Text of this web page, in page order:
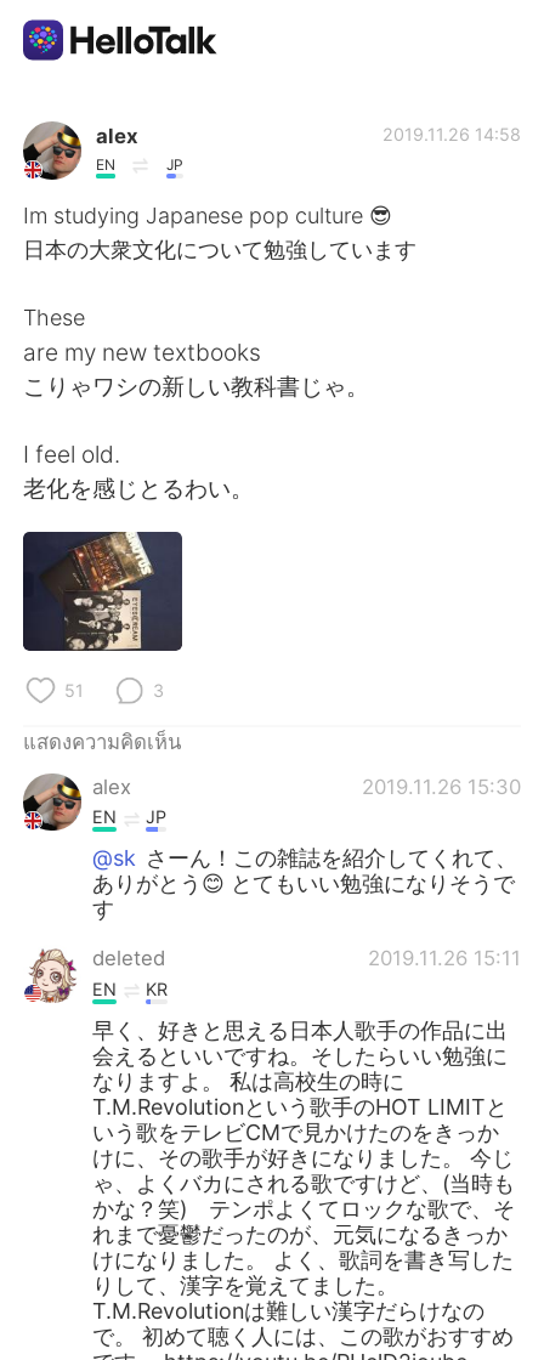
แอปแลกเปลี่ยนทางภาษา
AI Grammar Checker
ไทย
English 简体中文
العربية Français
Deutsch
한국어
Indonesia
Türkçe
Português
alex
EN JP
2019.11.26 14:58
Im studying Japanese pop culture 😎
日本の大衆文化について勉強しています
These
are my new textbooks
こりゃワシの新しい教科書じゃ。
I feel old.
老化を感じとるわい。
51 3
แสดงความคิดเห็น
alex
2019.11.26 15:30
EN JP
@sk さーん！この雑誌を紹介してくれて、
ありがとう😊 とてもいい勉強になりそうで
す
deleted 2019.11.26 15:11
EN KR
早く、好きと思える日本人歌手の作品に出
会えるといいですね。そしたらいい勉強に
なりますよ。 私は高校生の時に
T.M.Revolutionという歌手のHOT LIMITと
いう歌をテレビCMで見かけたのをきっか
けに、その歌手が好きになりました。 今じ
ゃ、よくバカにされる歌ですけど、(当時も
かな？笑) テンポよくてロックな歌で、そ
れまで憂鬱だったのが、元気になるきっか
けになりました。 よく、歌詞を書き写した
りして、漢字を覚えてました。
T.M.Revolutionは難しい漢字だらけなの
で。 初めて聴く人には、この歌がおすすめ